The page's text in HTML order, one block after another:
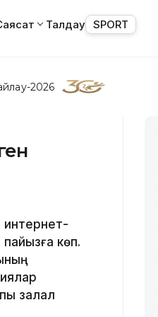
Талдау SPORT
2026
интернет-
көп.
залал